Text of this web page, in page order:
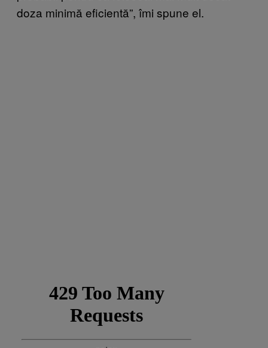
doza minimă eficientă”, îmi spune el.